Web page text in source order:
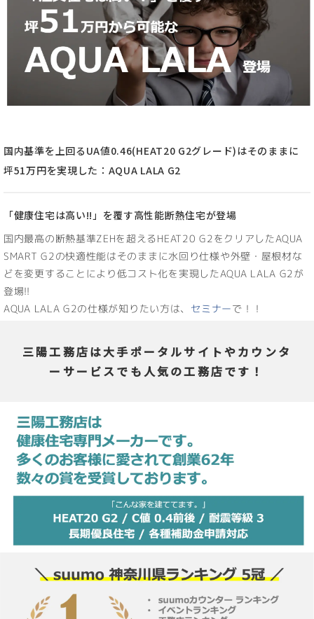
国内基準を上回るUA値0.46(HEAT20 G2グレード)はそのままに
坪51万円を実現した：AQUA LALA G2
「健康住宅は高い!!」を覆す高性能断熱住宅が登場
国内最高の断熱基準ZEHを超えるHEAT20 G2をクリアしたAQUA
SMART G2の快適性能はそのままに水回り仕様や外壁・屋根材な
どを変更することにより低コスト化を実現したAQUA LALA G2が
登場!!
AQUA LALA G2の仕様が知りたい方は、 セミナーで！！
三陽工務店は大手ポータルサイトやカウンタ
ーサービスでも人気の工務店です！